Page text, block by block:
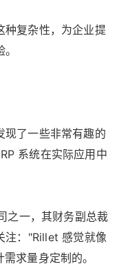
复杂性，为企业提
了一些非常有趣的
系统在实际应用中
之一，其财务副总裁
注："Rillet 感觉就像
求量身定制的。